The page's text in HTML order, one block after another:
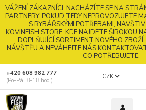
VÁŽENÍ ZÁKAZNÍCI, NACHÁZÍTE SE NA
PARTNERY. POKUD TEDY NEPROVOZUJETE
S RYBÁŘSKÝMI POTŘEBAMI,
KOVINFISH.STORE, KDE NAJDETE ŠIROKOU
DOPLŇUJÍCÍ SORTIMENT NOVÉHO
NÁVŠTĚU A NEVÁHEJTE NÁS
CO POTŘEBUJETE.
CZK
+420 608 982 777
(Po-Pá, 8-18 hod.)